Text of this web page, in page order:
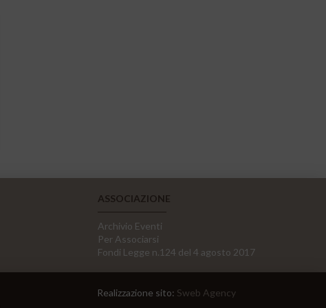
ASSOCIAZIONE
Archivio Eventi
Per Associarsi
Fondi Legge n.124 del 4 agosto 2017
Realizzazione sito: Sweb Agency